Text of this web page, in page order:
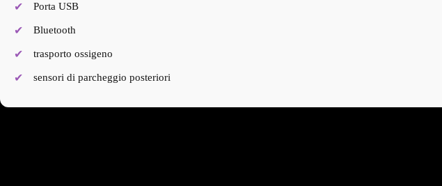
Porta USB
Bluetooth
trasporto ossigeno
sensori di parcheggio posteriori